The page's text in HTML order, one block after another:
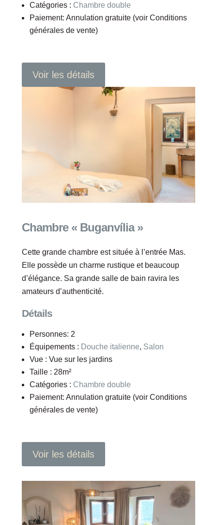
Catégories : Chambre double
Paiement: Annulation gratuite (voir Conditions
générales de vente)
Voir les détails
Chambre « Buganvília »
Cette grande chambre est située à l’entrée Mas.
Elle possède un charme rustique et beaucoup
d’élégance. Sa grande salle de bain ravira les
amateurs d’authenticité.
Détails
Personnes: 2
Équipements : Douche italienne, Salon
Vue : Vue sur les jardins
Taille : 28m²
Catégories : Chambre double
Paiement: Annulation gratuite (voir Conditions
générales de vente)
Voir les détails